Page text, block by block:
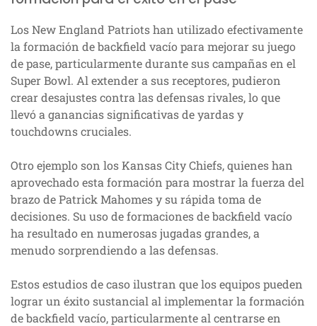
Los New England Patriots han utilizado efectivamente
la formación de backfield vacío para mejorar su juego
de pase, particularmente durante sus campañas en el
Super Bowl. Al extender a sus receptores, pudieron
crear desajustes contra las defensas rivales, lo que
llevó a ganancias significativas de yardas y
touchdowns cruciales.
Otro ejemplo son los Kansas City Chiefs, quienes han
aprovechado esta formación para mostrar la fuerza del
brazo de Patrick Mahomes y su rápida toma de
decisiones. Su uso de formaciones de backfield vacío
ha resultado en numerosas jugadas grandes, a
menudo sorprendiendo a las defensas.
Estos estudios de caso ilustran que los equipos pueden
lograr un éxito sustancial al implementar la formación
de backfield vacío, particularmente al centrarse en